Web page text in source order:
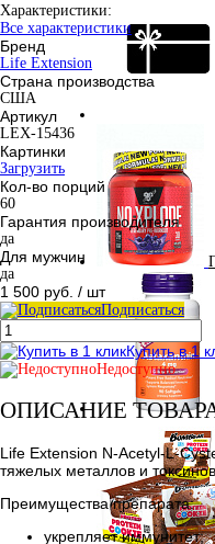
Характеристики:
Все характеристики
Бренд
Life Extension
Страна производства
США
Артикул
LEX-15436
Картинки
Загрузить
Кол-во порций
60
Гарантия производителя
да
Для мужчин
да
1 500 руб. / шт
Подписаться
Купить в 1
Недоступно
ОПИСАНИЕ
Life Extension N-Acetyl-L-
тяжелых металлов и
Преимущества препарата:
укрепляет иммунитет;